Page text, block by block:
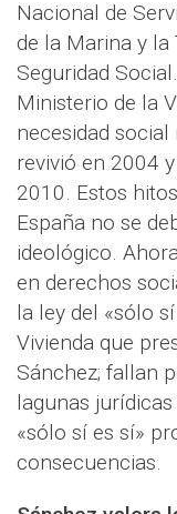
Nacional de
de la Marina y la
Seguridad
Ministerio de la
necesidad
revivió en 2004
2010. Estos
España no se
ideológico.
en derechos
la ley del «sólo
Vivienda que
Sánchez; fallan
lagunas
«sólo sí es sí»
consecuencias.